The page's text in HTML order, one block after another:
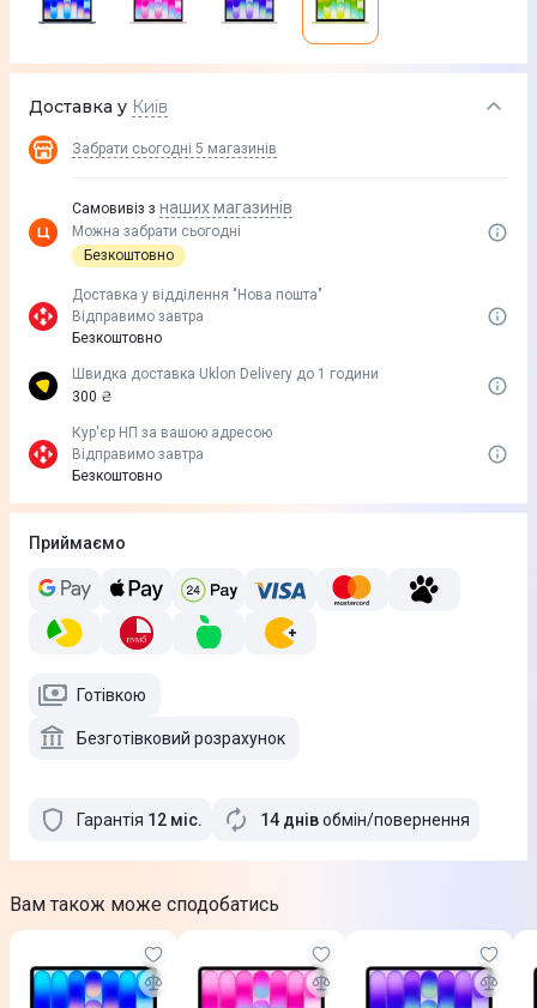
Доставка у Київ
Забрати сьогодні 5 магазинів
Самовивіз з наших магазинів
Можна забрати сьогодні
Безкоштовно
Доставка у вiддiлення "Нова пошта"
Відправимо завтра
Безкоштовно
Швидка доставка Uklon Delivery до 1 години
300 ₴
Кур'єр НП за вашою адресою
Відправимо завтра
Безкоштовно
Приймаємо
Готівкою
Безготівковий розрахунок
Гарантія 12 міс. 14 днівобмін/повернення
Вам також може сподобатись